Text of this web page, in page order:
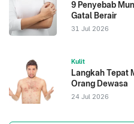
9 Penyebab
Gatal Berair
31 Jul 2026
Kulit
Langkah Tepat
Orang Dewasa
24 Jul 2026